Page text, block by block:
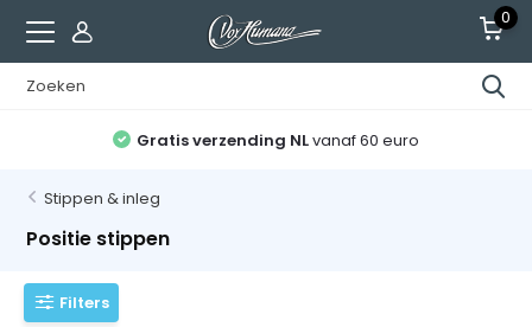
0
Gratis verzending NLvanaf 60 euro
Stippen & inleg
Positie stippen
Filters